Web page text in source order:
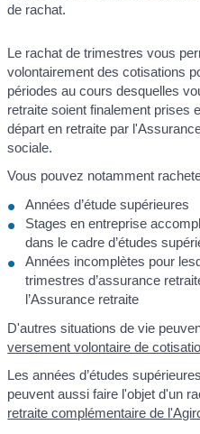
de rachat.
Le rachat de trimestres vous
volontairement des cotisations
périodes au cours desquelles
retraite soient finalement prises
départ en retraite par
sociale.
Vous pouvez notamment
Années d’étude supérieures
Stages en entreprise
dans le cadre d’études
Années incomplètes pour
trimestres d’assurance
l’Assurance retraite
D'autres situations de vie
versement volontaire de
Les années d’études
peuvent aussi faire l'objet d'un
retraite complémentaire de